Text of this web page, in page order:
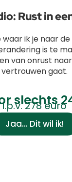
Rust in
waar ik je naar
is te
van onrust
vertrouwen gaat.
slechts
i.p.v. 278 euro
Jaa... Dit wil ik!